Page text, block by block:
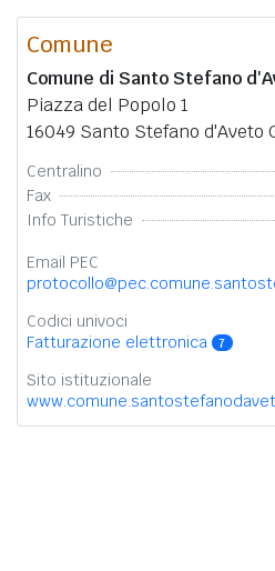
Comune
Comune di Santo Stefano
Piazza del Popolo 1
16049 Santo Stefano d'Aveto
Centralino
Fax
Info Turistiche
Email PEC
Codici univoci
Fatturazione elettronica
7
Sito istituzionale